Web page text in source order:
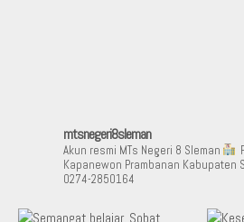
mtsnegeri8sleman
Akun resmi MTs Negeri 8 Sleman
Kapanewon Prambanan Kabupaten
0274-2850164